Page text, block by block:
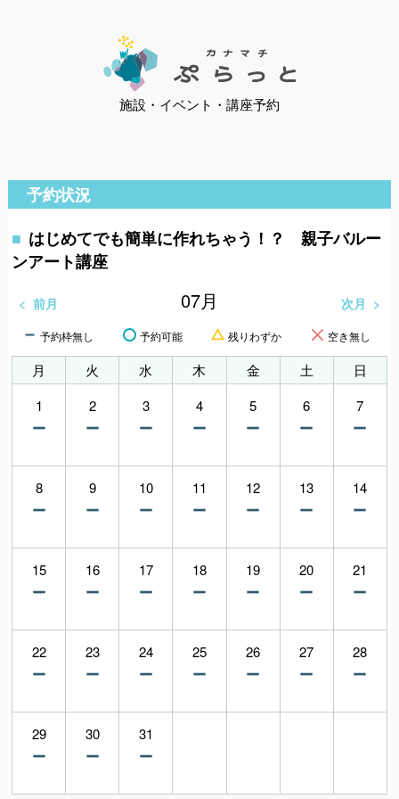
施設・イベント・講座予約
予約状況
はじめてでも簡単に作れちゃう！？ 親子バルー
ンアート講座
前月 07月 次月
予約枠無し 予約可能 残りわずか 空き無し
月 火 水 木 金 土
日
1
2 3 4 5 6 7
8 9 10 11 12 13 14
15 16 17 18 19 20 21
22 23 24 25 26 27 28
29 30 31